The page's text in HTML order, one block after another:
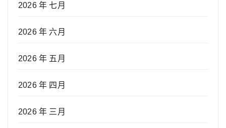
2026 年 七月
2026 年 六月
2026 年 五月
2026 年 四月
2026 年 三月